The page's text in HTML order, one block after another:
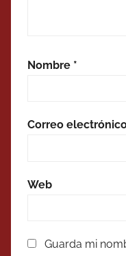
Nombre *
Correo
Web
Guarda mi